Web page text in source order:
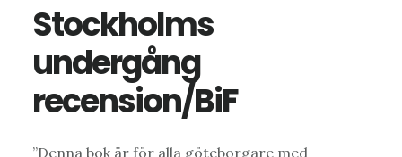
Stockholms
undergång
recension/BiF
”Denna bok är för alla göteborgare med